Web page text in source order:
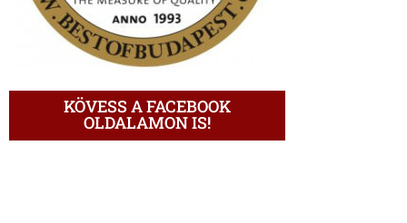
KÖVESS A FACEBOOK
OLDALAMON IS!